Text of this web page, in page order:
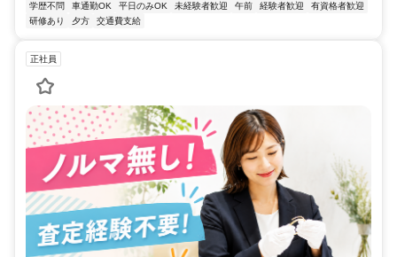
学歴不問
車通勤OK 平日のみOK 未経験者歓迎 午前 経験者歓迎
有資格者歓迎
研修あり
夕方 交通費支給
正社員